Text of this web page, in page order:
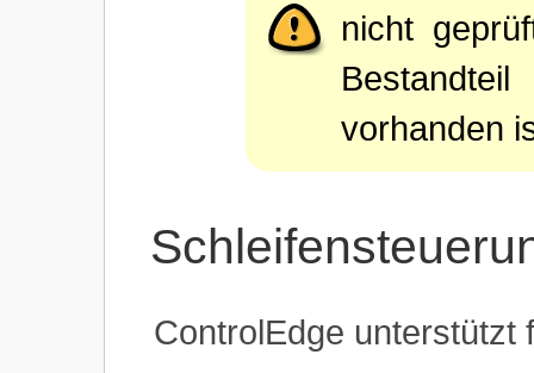
nicht
vorhanden
ControlEdge unterstützt